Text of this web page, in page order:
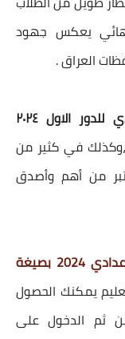
نهائي يعكس جهود
العراق .
نتائج السادس الاعدادي للدور الاول ٢٠٢٤
،وكذلك في كثير من
من أهم وأصدق
نتائج الصف السادس الاعدادي 2024 بصيغة
يمكنك الحصول
ثم الدخول على